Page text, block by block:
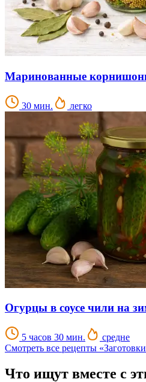
Маринованные
30 мин. легко
Огурцы в соусе чили на
5 часов 30 мин.
средне
Смотреть все рецепты
Что ищут вместе с